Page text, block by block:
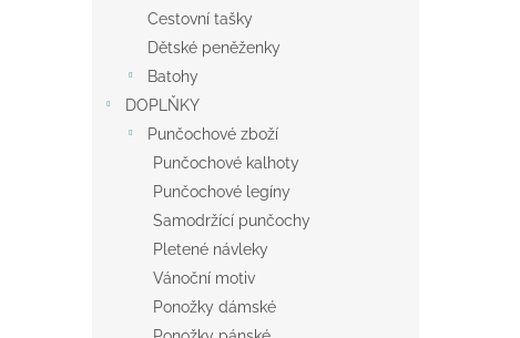
Cestovní tašky
Dětské peněženky
Batohy
DOPLŇKY
Punčochové zboží
Punčochové kalhoty
Punčochové legíny
Samodržící punčochy
Pletené návleky
Vánoční motiv
Ponožky dámské